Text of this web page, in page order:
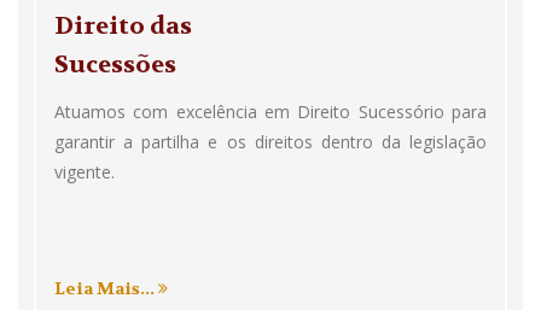
Direito das
Sucessões
Atuamos com excelência em Direito Sucessório para
garantir a partilha e os direitos dentro da legislação
vigente.
Leia Mais...